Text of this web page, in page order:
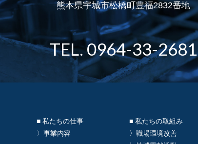
熊本県宇城市松橋町豊福2832番地
TEL. 0964-33-2681
■ 私たちの仕事
〉事業内容
■ 私たちの取組み
〉職場環境改善